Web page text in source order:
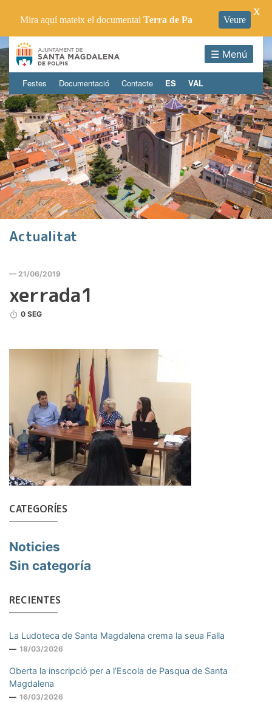
☰ Menú
Festes Documentació Contacte ES VAL
Actualitat
— 21/06/2019
xerrada1
0 SEG
CATEGORÍES
Noticies
Sin categoría
RECIENTES
La Ludoteca de Santa Magdalena crema la seua Falla
18/03/2026
Oberta la inscripció per a l’Escola de Pasqua de Santa
Magdalena
16/03/2026
Mira aquí mateix el documental Terra de Pa Veure
X